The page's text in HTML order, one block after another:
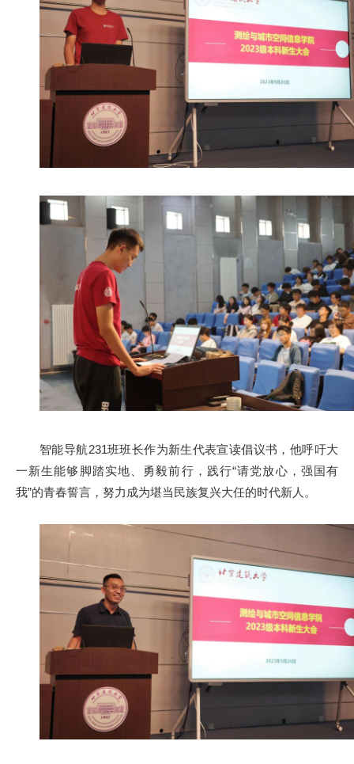
智能导航231班班长作为新生代表宣读倡议书，他呼吁大
一新生能够脚踏实地、勇毅前行，践行“请党放心，强国有
我”的青春誓言，努力成为堪当民族复兴大任的时代新人。